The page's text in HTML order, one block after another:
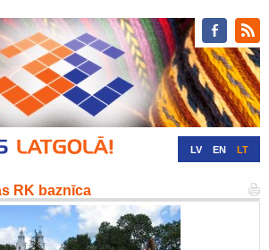
LV EN LT
RK baznīca